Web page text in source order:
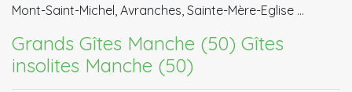
Mont-Saint-Michel, Avranches, Sainte-Mère-Eglise …
Grands Gîtes Manche (50) Gîtes
insolites Manche (50)